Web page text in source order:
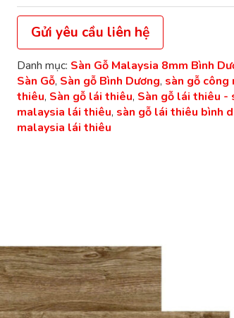
Gửi yêu cầu liên hệ
Danh mục: Sàn Gỗ Malaysia 8mm Bình
Sàn Gỗ, Sàn gỗ Bình Dương, sàn gỗ công
thiêu, Sàn gỗ lái thiêu, Sàn gỗ lái thiêu -
malaysia lái thiêu, sàn gỗ lái thiêu bình
malaysia lái thiêu